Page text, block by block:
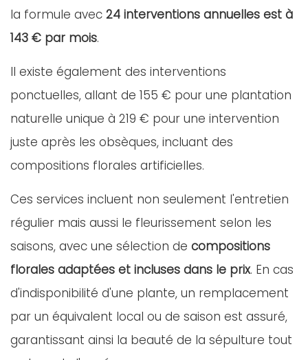
la formule avec 24 interventions annuelles est à
143 € par mois.
Il existe également des interventions
ponctuelles, allant de 155 € pour une plantation
naturelle unique à 219 € pour une intervention
juste après les obsèques, incluant des
compositions florales artificielles.
Ces services incluent non seulement l'entretien
régulier mais aussi le fleurissement selon les
saisons, avec une sélection de compositions
florales adaptées et incluses dans le prix. En cas
d'indisponibilité d'une plante, un remplacement
par un équivalent local ou de saison est assuré,
garantissant ainsi la beauté de la sépulture tout